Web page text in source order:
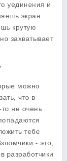
уединения и
экран
крутую
захватывает
можно
что в
то не очень
тебе
- это,
разработчики